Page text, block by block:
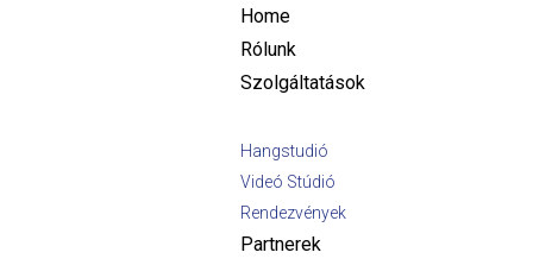
Home
Rólunk
Szolgáltatások
Hangstudió
Videó Stúdió
Rendezvények
Partnerek